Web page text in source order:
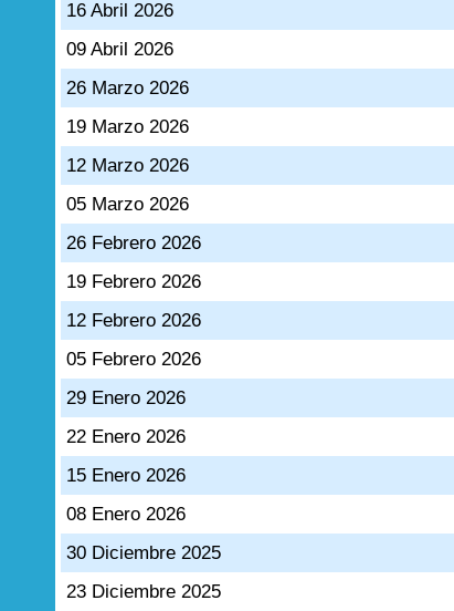
16 Abril 2026
09 Abril 2026
26 Marzo 2026
19 Marzo 2026
12 Marzo 2026
05 Marzo 2026
26 Febrero 2026
19 Febrero 2026
12 Febrero 2026
05 Febrero 2026
29 Enero 2026
22 Enero 2026
15 Enero 2026
08 Enero 2026
30 Diciembre 2025
23 Diciembre 2025